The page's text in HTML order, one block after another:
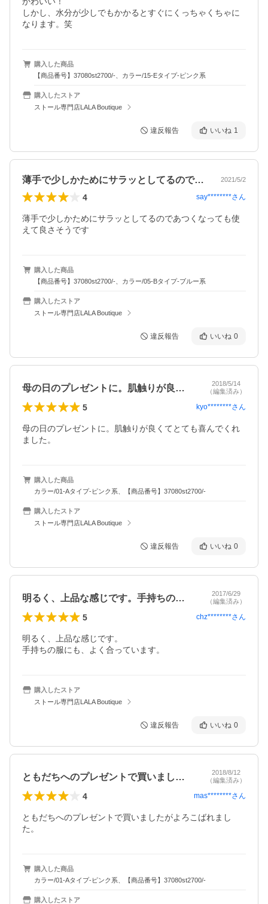
しかし、水分が少しでもかかるとすぐにくっちゃくちゃに
なります。笑
購入した商品
【商品番号】37080st2700/-、カラー/15-Eタイプ-ピンク系
購入したストア
ストール専門店LALA Boutique
違反報告 いいね 1
薄手で少しかためにサラッとしてるのであ… 2021/5/2
4 say********さん
薄手で少しかためにサラッとしてるのであつくなっても使
えて良さそうです
購入した商品
【商品番号】37080st2700/-、カラー/05-Bタイプ-ブルー系
購入したストア
ストール専門店LALA Boutique
違反報告 いいね 0
母の日のプレゼントに。肌触りが良くてと…
2018/5/14
（編集済み）
5 kyo********さん
母の日のプレゼントに。肌触りが良くてとても喜んでくれ
ました。
購入した商品
カラー/01-Aタイプ-ピンク系、【商品番号】37080st2700/-
購入したストア
ストール専門店LALA Boutique
違反報告 いいね 0
明るく、上品な感じです。手持ちの服にも…
2017/6/29
（編集済み）
5 chz********さん
明るく、上品な感じです。
手持ちの服にも、よく合っています。
購入したストア
ストール専門店LALA Boutique
違反報告 いいね 0
ともだちへのプレゼントで買いましたがよ…
2018/8/12
（編集済み）
4 mas********さん
ともだちへのプレゼントで買いましたがよろこばれまし
た。
購入した商品
カラー/01-Aタイプ-ピンク系、【商品番号】37080st2700/-
購入したストア